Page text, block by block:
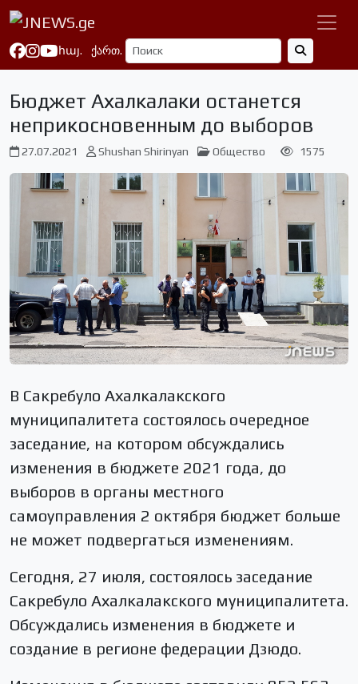
հայ. ქართ.
Бюджет Ахалкалаки останется
неприкосновенным до выборов
27.07.2021 Shushan Shirinyan Общество 1575
В Сакребуло Ахалкалакского
муниципалитета состоялось очередное
заседание, на котором обсуждались
изменения в бюджете 2021 года, до
выборов в органы местного
самоуправления 2 октября бюджет больше
не может подвергаться изменениям.
Сегодня, 27 июля, состоялось заседание
Сакребуло Ахалкалакского муниципалитета.
Обсуждались изменения в бюджете и
создание в регионе федерации Дзюдо.